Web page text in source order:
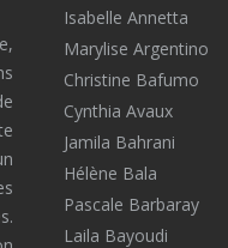
Isabelle Annetta
Marylise Argentino
Christine Bafumo
Cynthia Avaux
Jamila Bahrani
Hélène Bala
Pascale Barbaray
Laila Bayoudi